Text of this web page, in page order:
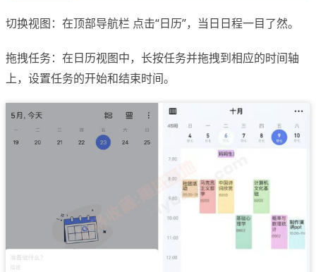
切换视图：在顶部导航栏 点击“日历”，当日日程一目了然。
拖拽任务：在日历视图中，长按任务并拖拽到相应的时间轴
上，设置任务的开始和结束时间。